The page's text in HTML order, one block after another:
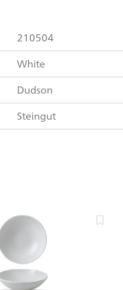
210504
White
Dudson
Steingut